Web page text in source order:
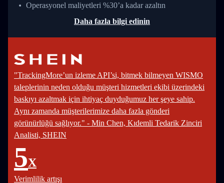
Operasyonel maliyetleri %30’a kadar azaltın
Daha fazla bilgi edinin
"TrackingMore’un izleme API’si, bitmek bilmeyen WISMO
taleplerinin neden olduğu müşteri hizmetleri ekibi üzerindeki
baskıyı azaltmak için ihtiyaç duyduğumuz her şeye sahip.
Aynı zamanda müşterilerimize daha fazla gönderi
görünürlüğü sağlıyor." - Min Chen, Kıdemli Tedarik Zinciri
Analisti, SHEIN
5X
Verimlilik artışı